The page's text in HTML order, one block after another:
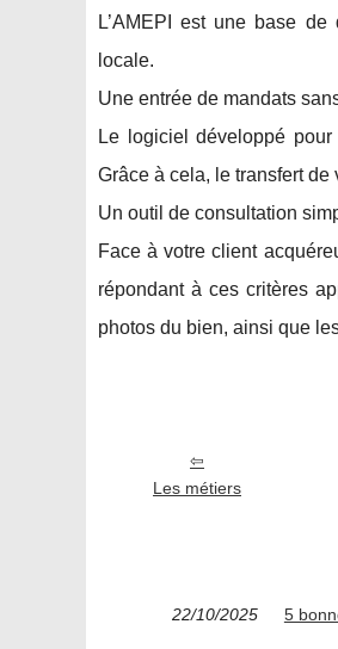
L’AMEPI est une base
locale.
Une entrée de mandats
Le logiciel développé
Grâce à cela, le transfert de
Un outil de consultation
Face à votre client
répondant à ces critères
photos du bien, ainsi que
Les métiers
22/10/2025 5